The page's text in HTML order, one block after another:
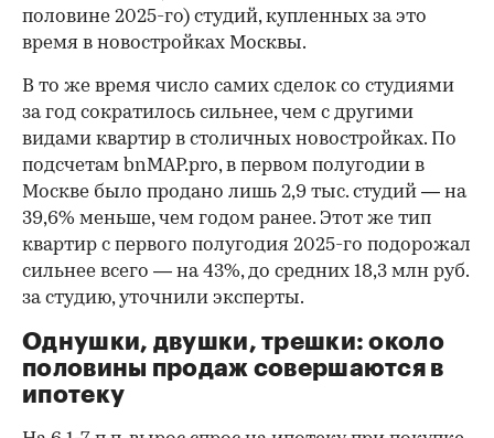
половине 2025-го) студий, купленных за это
время в новостройках Москвы.
00:00 / 00:00
В то же время число самих сделок со студиями
за год сократилось сильнее, чем с другими
видами квартир в столичных новостройках. По
подсчетам bnMAP.pro, в первом полугодии в
Москве было продано лишь 2,9 тыс. студий — на
39,6% меньше, чем годом ранее. Этот же тип
квартир с первого полугодия 2025-го подорожал
сильнее всего — на 43%, до средних 18,3 млн руб.
за студию, уточнили эксперты.
Однушки, двушки, трешки: около
половины продаж совершаются в
ипотеку